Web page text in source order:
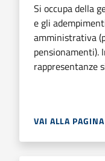
Si occupa della
e gli
amministrativa
pensionamenti).
rappresentanze
VAI ALLA PAGINA